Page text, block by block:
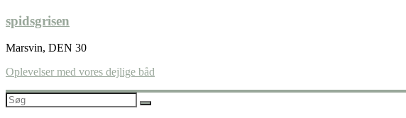
Skip
to
content
spidsgrisen
Marsvin, DEN 30
Oplevelser med vores dejlige båd